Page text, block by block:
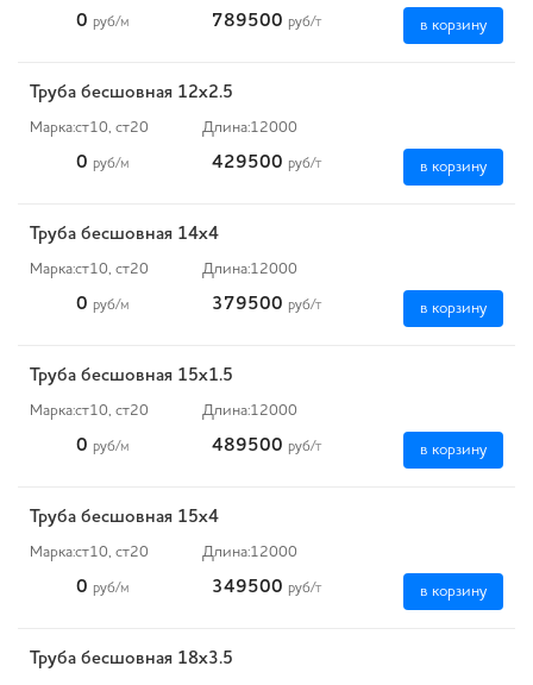
0 руб/м 789500 руб/т в корзину
Труба бесшовная 12х2.5
Марка:ст10, ст20 Длина:12000
0 руб/м 429500 руб/т в корзину
Труба бесшовная 14х4
Марка:ст10, ст20 Длина:12000
0 руб/м 379500 руб/т в корзину
Труба бесшовная 15х1.5
Марка:ст10, ст20 Длина:12000
0 руб/м 489500 руб/т в корзину
Труба бесшовная 15х4
Марка:ст10, ст20 Длина:12000
0 руб/м 349500 руб/т в корзину
Труба бесшовная 18х3.5